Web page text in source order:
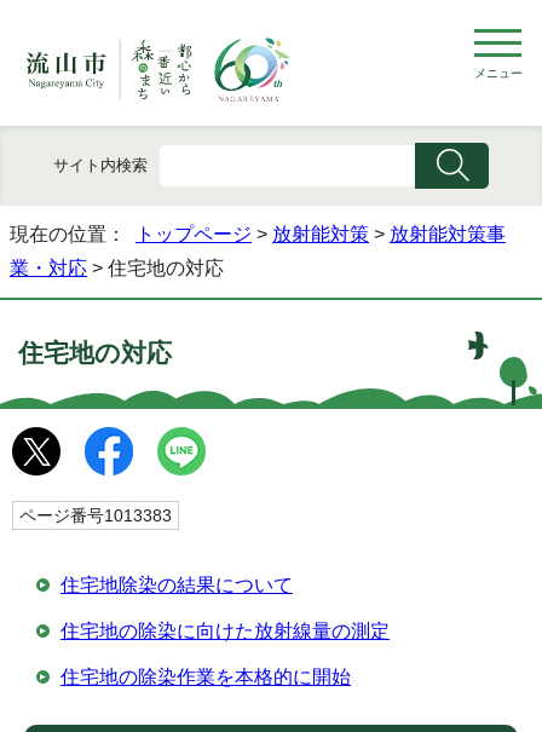
メニュー
サイト内検索
現在の位置： トップページ > 放射能対策 > 放射能対策事
業・対応 > 住宅地の対応
住宅地の対応
ページ番号1013383
住宅地除染の結果について
住宅地の除染に向けた放射線量の測定
住宅地の除染作業を本格的に開始